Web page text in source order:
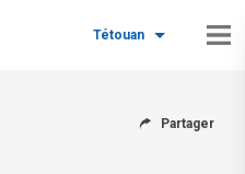
Tétouan
Partager